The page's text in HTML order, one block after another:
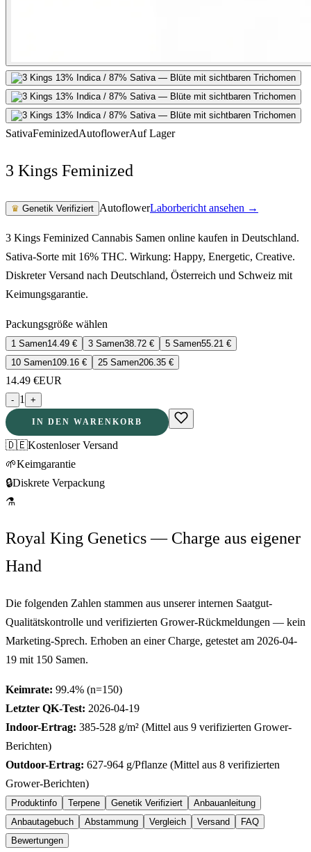
SativaFeminizedAutoflowerAuf Lager
3 Kings Feminized
♛ Genetik Verifiziert AutoflowerLaborbericht ansehen →
3 Kings Feminized Cannabis Samen online kaufen in Deutschland.
Sativa-Sorte mit 16% THC. Wirkung: Happy, Energetic, Creative.
Diskreter Versand nach Deutschland, Österreich und Schweiz mit
Keimungsgarantie.
Packungsgröße wählen
1 Samen14.49 € 3 Samen38.72 € 5 Samen55.21 €
10 Samen109.16 € 25 Samen206.35 €
14.49 €EUR
- 1 +
IN DEN WARENKORB
🇩🇪Kostenloser Versand
🌱Keimgarantie
🔒Diskrete Verpackung
⚗
Royal King Genetics — Charge aus eigener
Hand
Die folgenden Zahlen stammen aus unserer internen Saatgut-
Qualitätskontrolle und verifizierten Grower-Rückmeldungen — kein
Marketing-Sprech. Erhoben an einer Charge, getestet am 2026-04-
19 mit 150 Samen.
Keimrate: 99.4% (n=150)
Letzter QK-Test: 2026-04-19
Indoor-Ertrag: 385-528 g/m² (Mittel aus 9 verifizierten Grower-
Berichten)
Outdoor-Ertrag: 627-964 g/Pflanze (Mittel aus 8 verifizierten
Grower-Berichten)
Produktinfo Terpene Genetik Verifiziert
Anbauanleitung
Anbautagebuch
Abstammung Vergleich Versand
FAQ
Bewertungen